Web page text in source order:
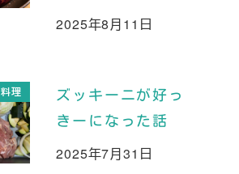
投稿日
2025年8月11日
料理
ズッキーニが好っ
きーになった話
投稿日
2025年7月31日